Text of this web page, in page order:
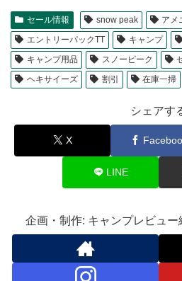
セール情報 snow peak
アメ
エントリーパックTT
キャンプ
キャンプ用品
スノーピーク
ヘキサイーズ
割引 在庫一掃
シェアす
X
LINE
企画・制作: キャンプレビュ